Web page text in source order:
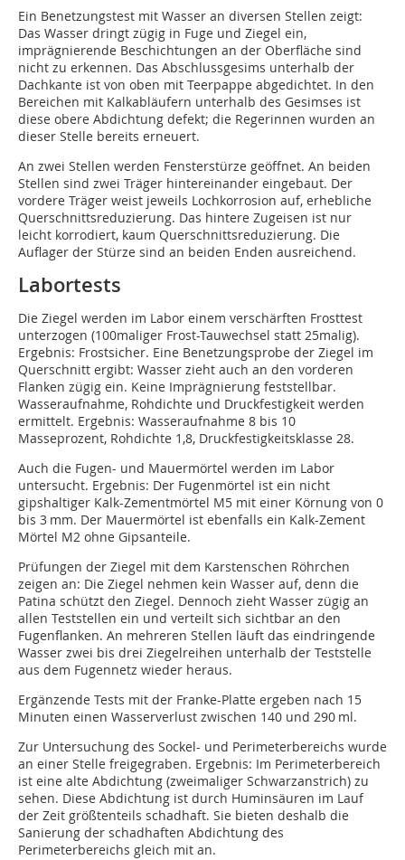
Ein Benetzungstest mit Wasser an diversen Stellen zeigt:
Das Wasser dringt zügig in Fuge und Ziegel ein,
imprägnierende Beschichtungen an der Oberfläche sind
nicht zu erkennen. Das Abschlussgesims unterhalb der
Dachkante ist von oben mit Teerpappe abgedichtet. In den
Bereichen mit Kalkabläufern unterhalb des Gesimses ist
diese obere Abdichtung defekt; die Regerinnen wurden an
dieser Stelle bereits erneuert.
An zwei Stellen werden Fensterstürze geöffnet. An beiden
Stellen sind zwei Träger hintereinander eingebaut. Der
vordere Träger weist jeweils Lochkorrosion auf, erhebliche
Querschnittsreduzierung. Das hintere Zugeisen ist nur
leicht korrodiert, kaum Querschnittsreduzierung. Die
Auflager der Stürze sind an beiden Enden ausreichend.
Labortests
Die Ziegel werden im Labor einem verschärften Frosttest
unterzogen (100maliger Frost-Tauwechsel statt 25malig).
Ergebnis: Frostsicher. Eine Benetzungsprobe der Ziegel im
Querschnitt ergibt: Wasser zieht auch an den vorderen
Flanken zügig ein. Keine Imprägnierung feststellbar.
Wasseraufnahme, Rohdichte und Druckfestigkeit werden
ermittelt. Ergebnis: Wasseraufnahme 8 bis 10
Masseprozent, Rohdichte 1,8, Druckfestigkeitsklasse 28.
Auch die Fugen- und Mauermörtel werden im Labor
untersucht. Ergebnis: Der Fugenmörtel ist ein nicht
gipshaltiger Kalk-Zementmörtel M5 mit einer Körnung von 0
bis 3 mm. Der Mauermörtel ist ebenfalls ein Kalk-Zement
Mörtel M2 ohne Gipsanteile.
Prüfungen der Ziegel mit dem Karstenschen Röhrchen
zeigen an: Die Ziegel nehmen kein Wasser auf, denn die
Patina schützt den Ziegel. Dennoch zieht Wasser zügig an
allen Teststellen ein und verteilt sich sichtbar an den
Fugenflanken. An mehreren Stellen läuft das eindringende
Wasser zwei bis drei Ziegelreihen unterhalb der Teststelle
aus dem Fugennetz wieder heraus.
Ergänzende Tests mit der Franke-Platte ergeben nach 15
Minuten einen Wasserverlust zwischen 140 und 290 ml.
Zur Untersuchung des Sockel- und Perimeterbereichs wurde
an einer Stelle freigegraben. Ergebnis: Im Perimeterbereich
ist eine alte Abdichtung (zweimaliger Schwarzanstrich) zu
sehen. Diese Abdichtung ist durch Huminsäuren im Lauf
der Zeit größtenteils schadhaft. Sie bieten deshalb die
Sanierung der schadhaften Abdichtung des
Perimeterbereichs gleich mit an.